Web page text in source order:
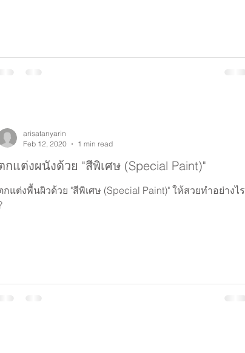
กแต่งผนังด้วย "สีพิเศษ (Special Paint)"
กแต่งพื้นผิวด้วย "สีพิเศษ (Special Paint)" ให้สวยทำอย่างไร
arisatanyarin
Feb 12, 2020
1 min read